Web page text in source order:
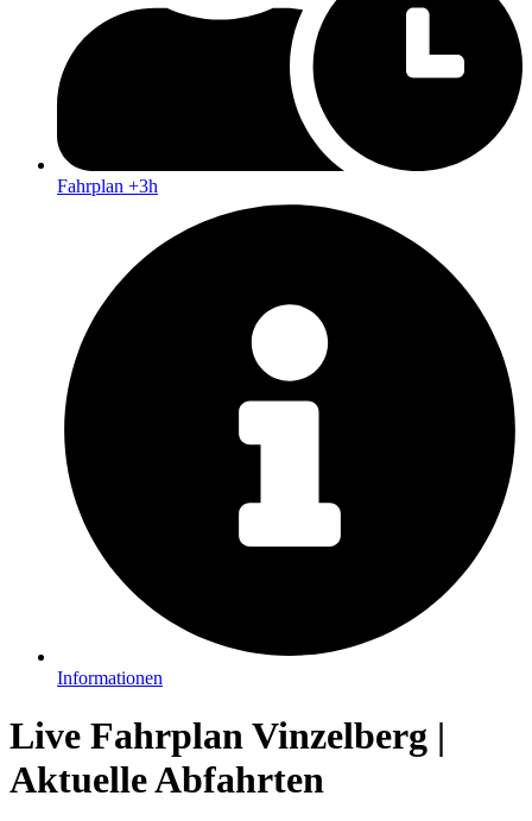
Fahrplan +3h
Informationen
Live Fahrplan Vinzelberg |
Aktuelle Abfahrten